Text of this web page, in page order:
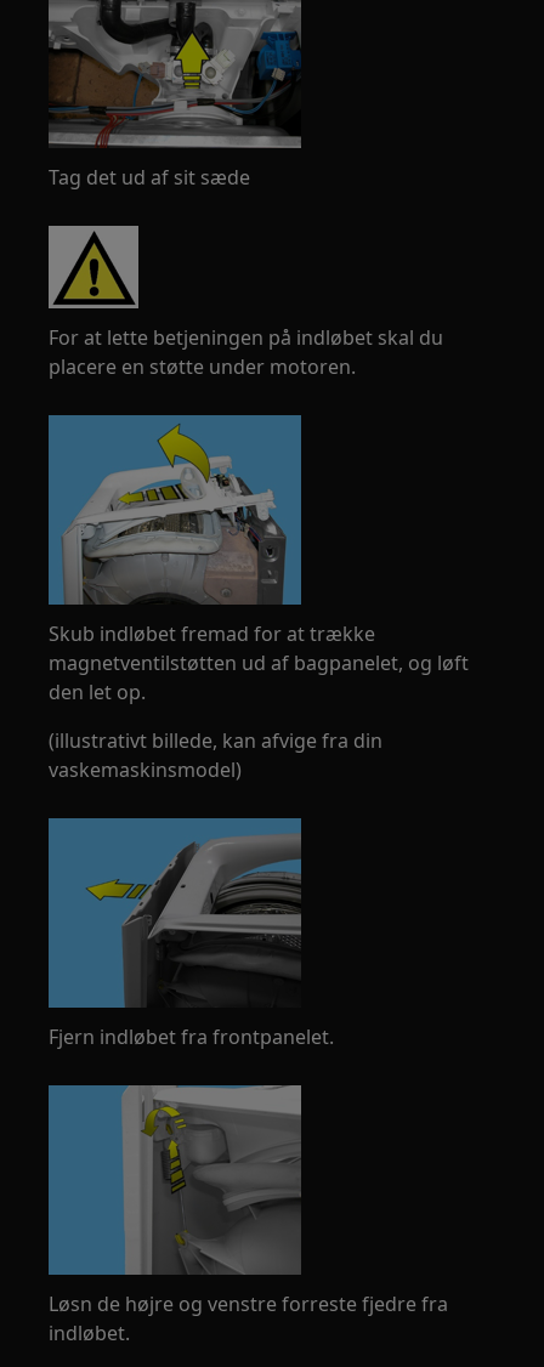
Tag det ud af sit sæde
For at lette betjeningen på indløbet skal du
placere en støtte under motoren.
Skub indløbet fremad for at trække
magnetventilstøtten ud af bagpanelet, og løft
den let op.
(illustrativt billede, kan afvige fra din
vaskemaskinsmodel)
Fjern indløbet fra frontpanelet.
Løsn de højre og venstre forreste fjedre fra
indløbet.